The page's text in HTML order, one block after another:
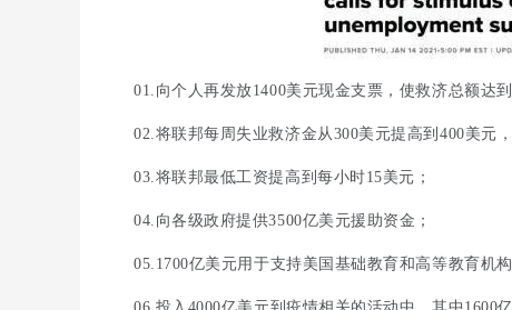
01.向个人再发放1400美元现金支票，使救济总额达
02 将联邦每周失业救济金从300美元提高到400美元
03.将联邦最低工资提高到每小时15美元；
04.向各级政府提供3500亿美元援助资金；
05.1700亿美元用于支持美国基础教育和高等教育机构